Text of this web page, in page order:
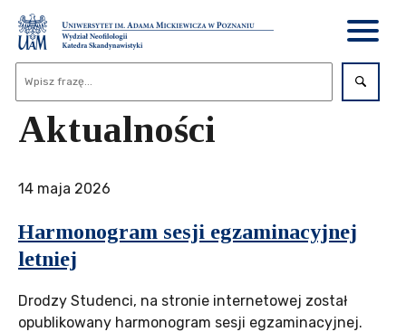
Aktualności
14 maja 2026
Harmonogram sesji egzaminacyjnej
letniej
Drodzy Studenci, na stronie internetowej został
opublikowany harmonogram sesji egzaminacyjnej.